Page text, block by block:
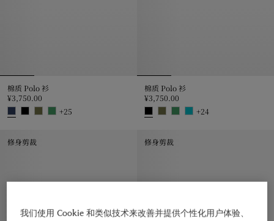
棉质 Polo 衫
¥3,750.00
+25
棉质 Polo 衫
¥3,750.00
+24
修身剪裁 修身剪裁
我们使用 Cookie 和类似技术来改善并提供个性化用户体验、